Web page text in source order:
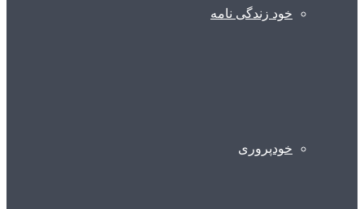
خود زندگی نامه
خودپروری